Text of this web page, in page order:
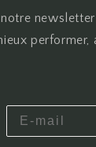
performer,